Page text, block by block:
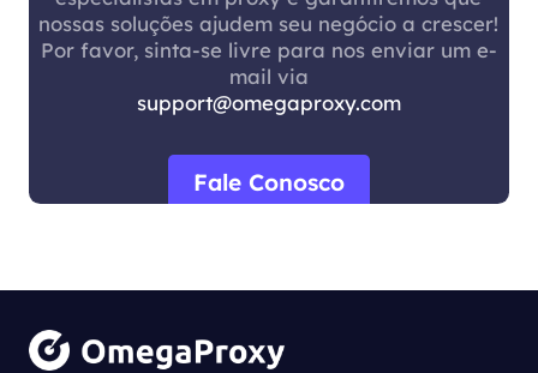
nossas soluções ajudem seu negócio a crescer!
Por favor, sinta-se livre para nos enviar um e-
mail via
support@omegaproxy.com
Fale Conosco